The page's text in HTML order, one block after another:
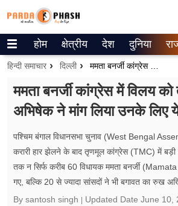
Trending on Google News
वेब स्टोरीज
उत्तर प्रदेश
गैलरी
होम क्षेत्रीय देश दुनिया
हिन्दी समाचार दिल्ली
ममता बनर्जी कांग्रेस में विलय
अभिषेक ने मांग लिया उनके लिए
पश्चिम बंगाल विधानसभा चुनाव (West Bengal
करारी हार झेलने के बाद तृणमूल कांग्रेस (TMC) में
तक न सिर्फ करीब 60 विधायक ममता बनर्जी
गए, बल्कि 20 से ज्यादा सांसदों ने भी बगावत का रुख
By santosh singh
Updated Date June 10,